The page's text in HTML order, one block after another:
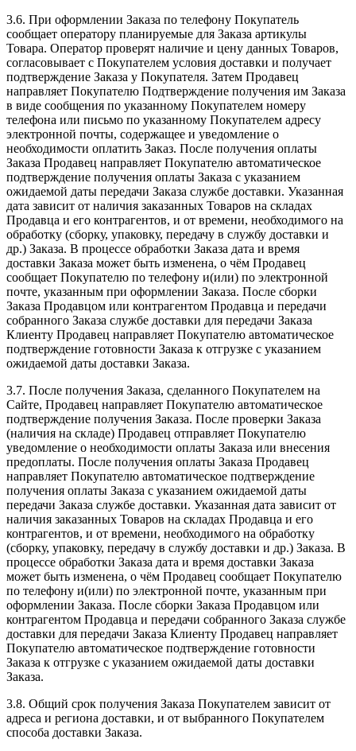
3.6. При оформлении Заказа по телефону Покупатель
сообщает оператору планируемые для Заказа артикулы
Товара. Оператор проверят наличие и цену данных Товаров,
согласовывает с Покупателем условия доставки и получает
подтверждение Заказа у Покупателя. Затем Продавец
направляет Покупателю Подтверждение получения им Заказа
в виде сообщения по указанному Покупателем номеру
телефона или письмо по указанному Покупателем адресу
электронной почты, содержащее и уведомление о
необходимости оплатить Заказ. После получения оплаты
Заказа Продавец направляет Покупателю автоматическое
подтверждение получения оплаты Заказа с указанием
ожидаемой даты передачи Заказа службе доставки. Указанная
дата зависит от наличия заказанных Товаров на складах
Продавца и его контрагентов, и от времени, необходимого на
обработку (сборку, упаковку, передачу в службу доставки и
др.) Заказа. В процессе обработки Заказа дата и время
доставки Заказа может быть изменена, о чём Продавец
сообщает Покупателю по телефону и(или) по электронной
почте, указанным при оформлении Заказа. После сборки
Заказа Продавцом или контрагентом Продавца и передачи
собранного Заказа службе доставки для передачи Заказа
Клиенту Продавец направляет Покупателю автоматическое
подтверждение готовности Заказа к отгрузке с указанием
ожидаемой даты доставки Заказа.
3.7. После получения Заказа, сделанного Покупателем на
Сайте, Продавец направляет Покупателю автоматическое
подтверждение получения Заказа. После проверки Заказа
(наличия на складе) Продавец отправляет Покупателю
уведомление о необходимости оплаты Заказа или внесения
предоплаты. После получения оплаты Заказа Продавец
направляет Покупателю автоматическое подтверждение
получения оплаты Заказа с указанием ожидаемой даты
передачи Заказа службе доставки. Указанная дата зависит от
наличия заказанных Товаров на складах Продавца и его
контрагентов, и от времени, необходимого на обработку
(сборку, упаковку, передачу в службу доставки и др.) Заказа. В
процессе обработки Заказа дата и время доставки Заказа
может быть изменена, о чём Продавец сообщает Покупателю
по телефону и(или) по электронной почте, указанным при
оформлении Заказа. После сборки Заказа Продавцом или
контрагентом Продавца и передачи собранного Заказа службе
доставки для передачи Заказа Клиенту Продавец направляет
Покупателю автоматическое подтверждение готовности
Заказа к отгрузке с указанием ожидаемой даты доставки
Заказа.
3.8. Общий срок получения Заказа Покупателем зависит от
адреса и региона доставки, и от выбранного Покупателем
способа доставки Заказа.